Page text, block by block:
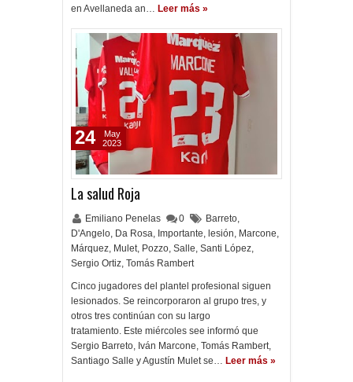
en Avellaneda an… Leer más »
La salud Roja
Emiliano Penelas 0 Barreto,
D'Angelo, Da Rosa, Importante, lesión, Marcone,
Márquez, Mulet, Pozzo, Salle, Santi López,
Sergio Ortiz, Tomás Rambert
Cinco jugadores del plantel profesional siguen
lesionados. Se reincorporaron al grupo tres, y
otros tres continúan con su largo
tratamiento. Este miércoles see informó que
Sergio Barreto, Iván Marcone, Tomás Rambert,
Santiago Salle y Agustín Mulet se… Leer más »
24
May
2023